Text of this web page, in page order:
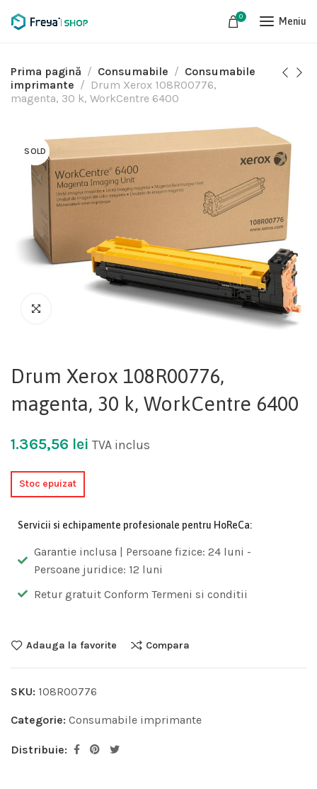
0 Meniu
Prima pagină Consumabile
Consumabile
imprimante
Drum Xerox 108R00776,
magenta, 30 k, WorkCentre 6400
SOLD
Drum Xerox 108R00776,
magenta, 30 k, WorkCentre 6400
1.365,56 lei TVA inclus
Stoc epuizat
Servicii si echipamente profesionale pentru HoReCa:
Garantie inclusa | Persoane fizice: 24 luni -
Persoane juridice: 12 luni
Retur gratuit Conform Termeni si conditii
Adauga la favorite Compara
SKU: 108R00776
Categorie: Consumabile imprimante
Distribuie: